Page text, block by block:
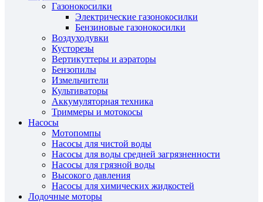
Газонокосилки
Электрические газонокосилки
Бензиновые газонокосилки
Воздуходувки
Кусторезы
Вертикуттеры и аэраторы
Бензопилы
Измельчители
Культиваторы
Аккумуляторная техника
Триммеры и мотокосы
Насосы
Мотопомпы
Насосы для чистой воды
Насосы для воды средней загрязненности
Насосы для грязной воды
Высокого давления
Насосы для химических жидкостей
Лодочные моторы